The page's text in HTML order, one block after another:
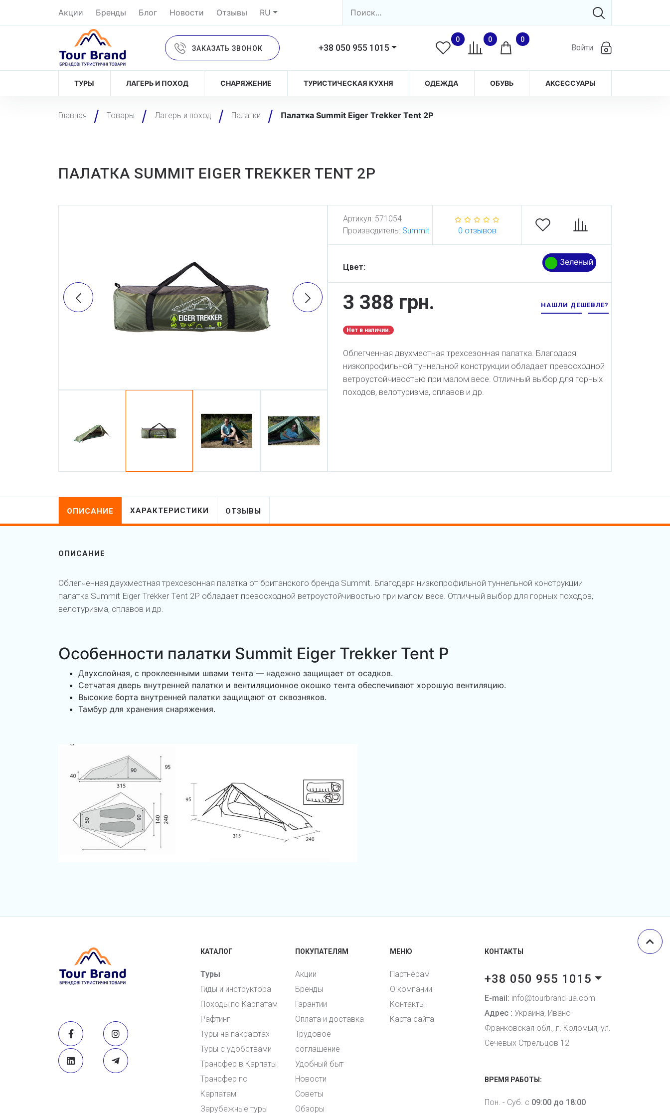
Акции Бренды Блог Новости Отзывы RU
ЗАКАЗАТЬ ЗВОНОК +38 050 955 1015
0 0 0
Войти
ТУРЫ ЛАГЕРЬ И ПОХОД СНАРЯЖЕНИЕ ТУРИСТИЧЕСКАЯ КУХНЯ ОДЕЖДА ОБУВЬ АКСЕССУАРЫ
Главная Товары Лагерь и поход Палатки Палатка Summit Eiger Trekker Tent 2P
ПАЛАТКА SUMMIT EIGER TREKKER TENT 2P
Артикул: 571054
Производитель: Summit 0 отзывов
Цвет:
Зеленый
3 388 грн. НАШЛИ ДЕШЕВЛЕ?
Нет в наличии.
Облегченная двухместная трехсезонная палатка. Благодаря
низкопрофильной туннельной конструкции обладает превосходной
ветроустойчивостью при малом весе. Отличный выбор для горных
походов, велотуризма, сплавов и др.
ОПИСАНИЕ ХАРАКТЕРИСТИКИ ОТЗЫВЫ
ОПИСАНИЕ
Облегченная двухместная трехсезонная палатка от британского бренда Summit. Благодаря низкопрофильной туннельной конструкции
палатка Summit Eiger Trekker Tent 2P обладает превосходной ветроустойчивостью при малом весе . Отличный выбор для горных походов,
велотуризма, сплавов и др.
Особенности палатки Summit Eiger Trekker Tent P
Двухслойная, с проклеенными швами тента — надежно защищает от осадков.
Сетчатая дверь внутренней палатки и вентиляционное окошко тента обеспечивают хорошую вентиляцию.
Высокие борта внутренней палатки защищают от сквозняков.
Тамбур для хранения снаряжения.
КАТАЛОГ
Туры
Гиды и инструктора
Походы по Карпатам
Рафтинг
Туры на пакрафтах
Туры с удобствами
Трансфер в Карпаты
Трансфер по
Карпатам
Зарубежные туры
ПОКУПАТЕЛЯМ
Акции
Бренды
Гарантии
Оплата и доставка
Трудовое
соглашение
Удобный быт
Новости
Советы
Обзоры
МЕНЮ
Партнёрам
О компании
Контакты
Карта сайта
КОНТАКТЫ
+38 050 955 1015
E-mail: info@tourbrand-ua.com
Адрес : Украина, Ивано-
Франковская обл., г. Коломыя, ул.
Сечевых Стрельцов 12
ВРЕМЯ РАБОТЫ:
Пон. - Суб. с 09:00 до 18:00